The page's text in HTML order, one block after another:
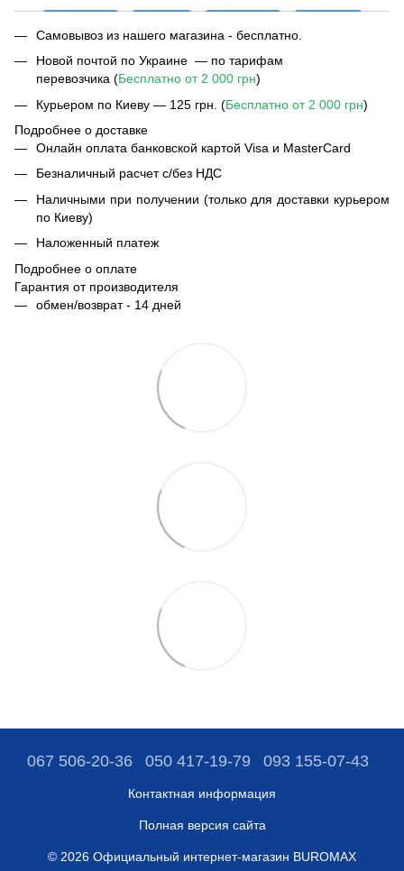
Самовывоз из нашего магазина - бесплатно.
Новой почтой по Украине — по тарифам
перевозчика (Бесплатно от 2 000 грн)
Курьером по Киеву — 125 грн. (Бесплатно от 2 000 грн)
Подробнее о доставке
Онлайн оплата банковской картой Visa и MasterCard
Безналичный расчет с/без НДС
Наличными при получении (только для доставки курьером
по Киеву)
Наложенный платеж
Подробнее о оплате
Гарантия от производителя
обмен/возврат - 14 дней
067 506-20-36 050 417-19-79 093 155-07-43
Контактная информация
Полная версия сайта
© 2026 Официальный интернет-магазин BUROMAX